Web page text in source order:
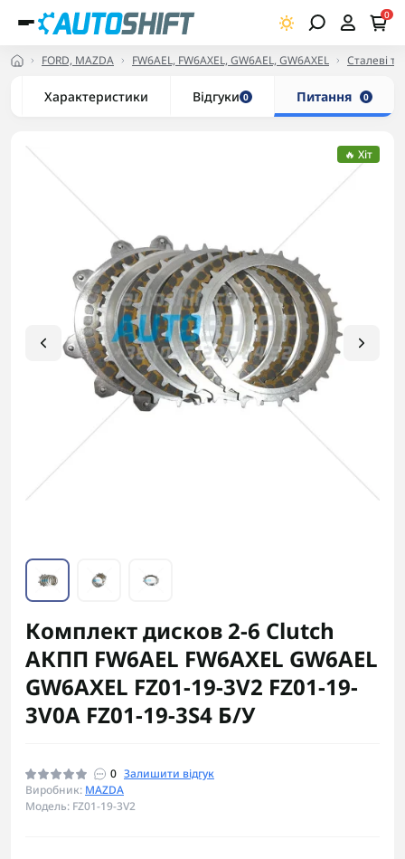
0
FORD, MAZDA FW6AEL, FW6AXEL, GW6AEL, GW6AXEL Сталеві та
Характеристики Відгуки 0 Питання 0
🔥 Хіт
Комплект дисков 2-6 Clutch
АКПП FW6AEL FW6AXEL GW6AEL
GW6AXEL FZ01-19-3V2 FZ01-19-
3V0A FZ01-19-3S4 Б/У
0 Залишити відгук
Виробник: MAZDA
Модель: FZ01-19-3V2